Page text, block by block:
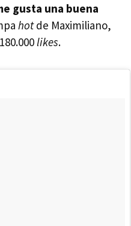
gusta una buena
hotde Maximiliano,
likes.